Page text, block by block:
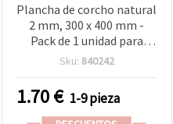
Plancha de corcho natural
2 mm, 300 x 400 mm -
Pack de 1 unidad para
manualidades
Sku: 840242
1.70€ 1-9 pieza